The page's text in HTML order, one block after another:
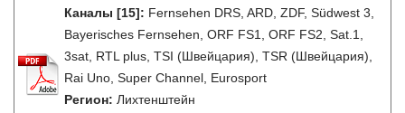
Каналы [15]: Fernsehen DRS, ARD, ZDF, Südwest 3,
Bayerisches Fernsehen, ORF FS1, ORF FS2, Sat.1,
3sat, RTL plus, TSI (Швейцария), TSR (Швейцария),
Rai Uno, Super Channel, Eurosport
Регион: Лихтенштейн